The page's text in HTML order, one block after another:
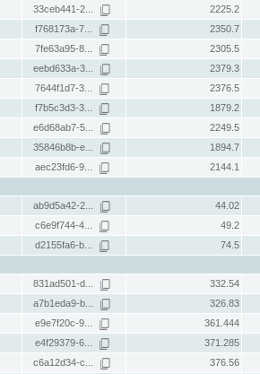
33ceb441-2... 2225.2
f768173a-7... 2350.7
7fe63a95-8... 2305.5
eebd633a-3... 2379.3
7644f1d7-3... 2376.5
f7b5c3d3-3... 1879.2
e6d68ab7-5... 2249.5
35846b8b-e... 1894.7
aec23fd6-9... 2144.1
ab9d5a42-2... 44.02
c6e9f744-4... 49.2
d2155fa6-b... 74.5
831ad501-d... 332.54
a7b1eda9-b... 326.83
e9e7f20c-9... 361.444
e4f29379-6... 371.285
c6a12d34-c... 376.56